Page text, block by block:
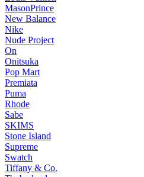
MasonPrince
New Balance
Nike
Nude Project
On
Onitsuka
Pop Mart
Premiata
Puma
Rhode
Sabe
SKIMS
Stone Island
Supreme
Swatch
Tiffany & Co.